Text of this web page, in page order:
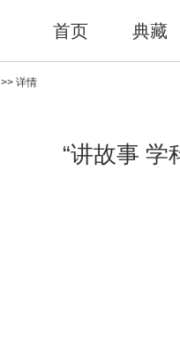
首页 典藏
>> 详情
“讲故事 学